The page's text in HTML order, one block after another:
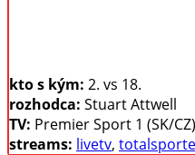
kto s kým: 2. vs 18.
rozhodca: Stuart Attwell
TV: Premier Sport 1 (SK/CZ)
streams: livetv,